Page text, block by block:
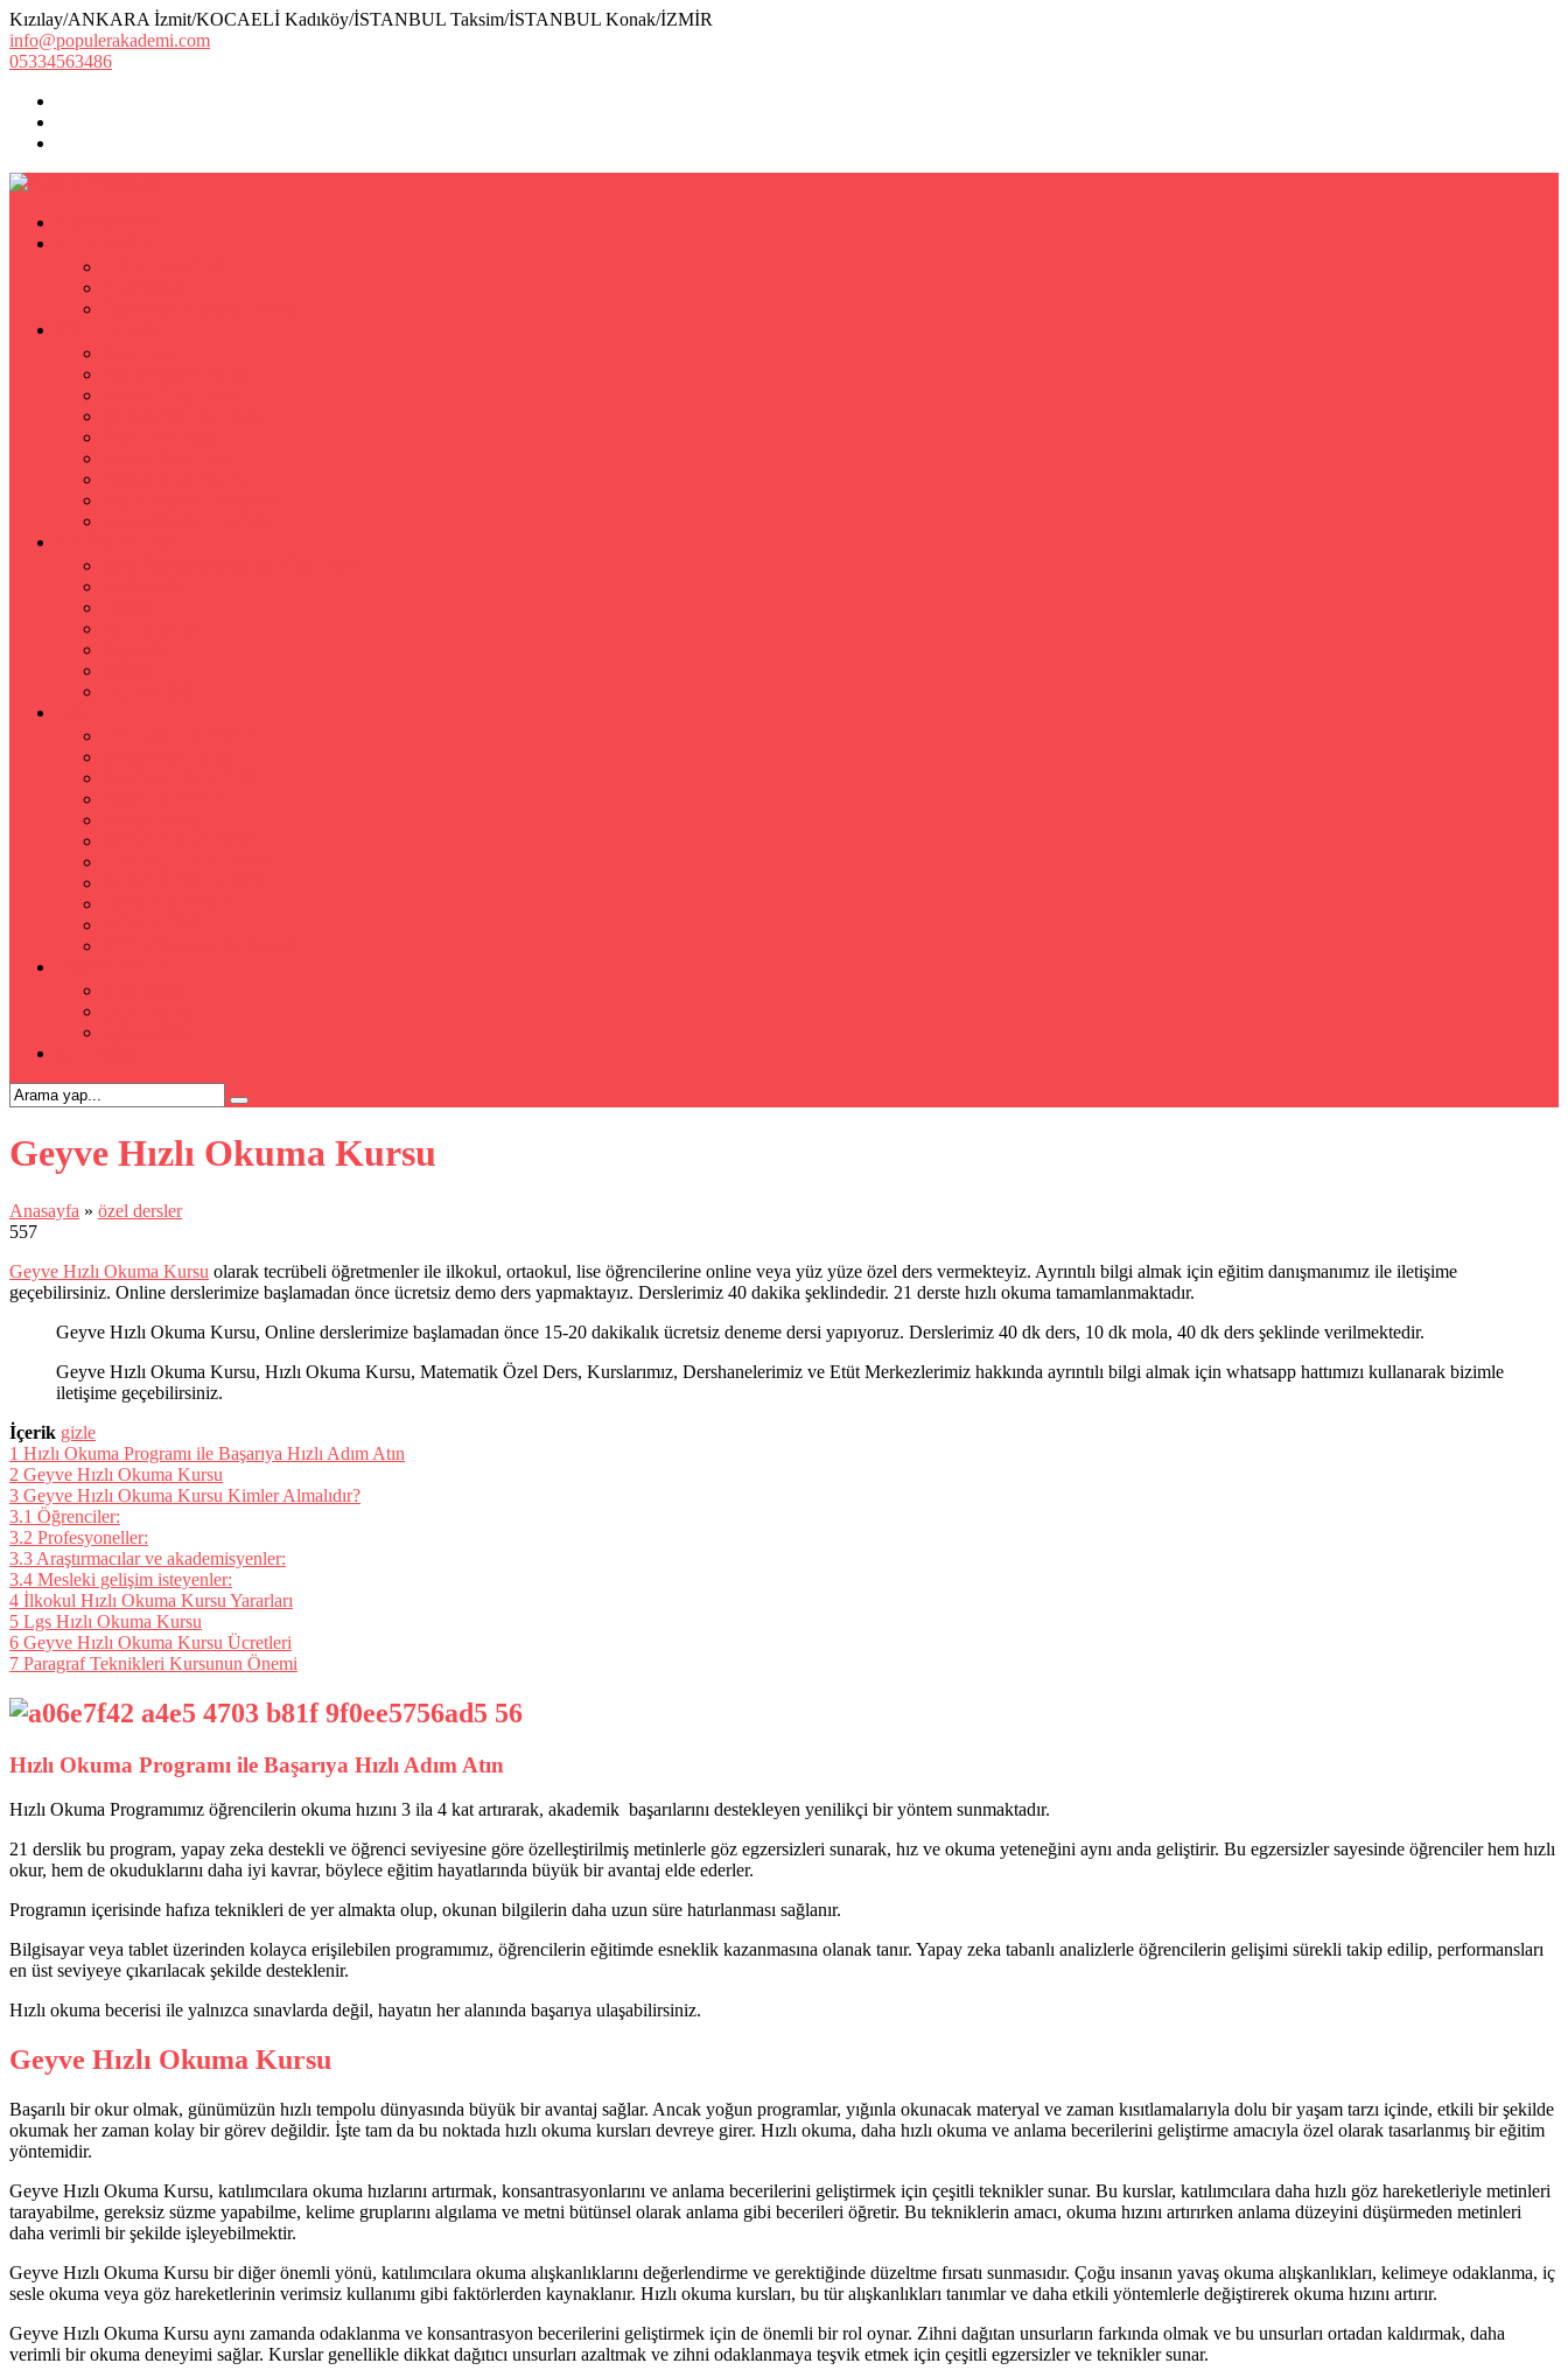
Kızılay/ANKARA İzmit/KOCAELİ Kadıköy/İSTANBUL Taksim/İSTANBUL Konak/İZMİR
info@populerakademi.com
05334563486
Geyve Hızlı Okuma Kursu
Anasayfa » özel dersler
557
Geyve Hızlı Okuma Kursu olarak tecrübeli öğretmenler ile ilkokul, ortaokul, lise öğrencilerine online veya yüz yüze özel ders vermekteyiz. Ayrıntılı bilgi almak için eğitim danışmanımız ile iletişime
geçebilirsiniz. Online derslerimize başlamadan önce ücretsiz demo ders yapmaktayız. Derslerimiz 40 dakika şeklindedir. 21 derste hızlı okuma tamamlanmaktadır.
Geyve Hızlı Okuma Kursu, Online derslerimize başlamadan önce 15-20 dakikalık ücretsiz deneme dersi yapıyoruz. Derslerimiz 40 dk ders, 10 dk mola, 40 dk ders şeklinde verilmektedir.
Geyve Hızlı Okuma Kursu, Hızlı Okuma Kursu, Matematik Özel Ders, Kurslarımız, Dershanelerimiz ve Etüt Merkezlerimiz hakkında ayrıntılı bilgi almak için whatsapp hattımızı kullanarak bizimle
iletişime geçebilirsiniz.
İçerik gizle
1 Hızlı Okuma Programı ile Başarıya Hızlı Adım Atın
2 Geyve Hızlı Okuma Kursu
3 Geyve Hızlı Okuma Kursu Kimler Almalıdır?
3.1 Öğrenciler:
3.2 Profesyoneller:
3.3 Araştırmacılar ve akademisyenler:
3.4 Mesleki gelişim isteyenler:
4 İlkokul Hızlı Okuma Kursu Yararları
5 Lgs Hızlı Okuma Kursu
6 Geyve Hızlı Okuma Kursu Ücretleri
7 Paragraf Teknikleri Kursunun Önemi
Hızlı Okuma Programı ile Başarıya Hızlı Adım Atın
Hızlı Okuma Programımız öğrencilerin okuma hızını 3 ila 4 kat artırarak, akademik başarılarını destekleyen yenilikçi bir yöntem sunmaktadır.
21 derslik bu program, yapay zeka destekli ve öğrenci seviyesine göre özelleştirilmiş metinlerle göz egzersizleri sunarak, hız ve okuma yeteneğini aynı anda geliştirir. Bu egzersizler sayesinde öğrenciler hem hızlı
okur, hem de okuduklarını daha iyi kavrar, böylece eğitim hayatlarında büyük bir avantaj elde ederler.
Programın içerisinde hafıza teknikleri de yer almakta olup, okunan bilgilerin daha uzun süre hatırlanması sağlanır.
Bilgisayar veya tablet üzerinden kolayca erişilebilen programımız, öğrencilerin eğitimde esneklik kazanmasına olanak tanır. Yapay zeka tabanlı analizlerle öğrencilerin gelişimi sürekli takip edilip, performansları
en üst seviyeye çıkarılacak şekilde desteklenir.
Hızlı okuma becerisi ile yalnızca sınavlarda değil, hayatın her alanında başarıya ulaşabilirsiniz.
Geyve Hızlı Okuma Kursu
Başarılı bir okur olmak, günümüzün hızlı tempolu dünyasında büyük bir avantaj sağlar. Ancak yoğun programlar, yığınla okunacak materyal ve zaman kısıtlamalarıyla dolu bir yaşam tarzı içinde, etkili bir şekilde
okumak her zaman kolay bir görev değildir. İşte tam da bu noktada hızlı okuma kursları devreye girer. Hızlı okuma, daha hızlı okuma ve anlama becerilerini geliştirme amacıyla özel olarak tasarlanmış bir eğitim
yöntemidir.
Geyve Hızlı Okuma Kursu, katılımcılara okuma hızlarını artırmak, konsantrasyonlarını ve anlama becerilerini geliştirmek için çeşitli teknikler sunar. Bu kurslar, katılımcılara daha hızlı göz hareketleriyle metinleri
tarayabilme, gereksiz süzme yapabilme, kelime gruplarını algılama ve metni bütünsel olarak anlama gibi becerileri öğretir. Bu tekniklerin amacı, okuma hızını artırırken anlama düzeyini düşürmeden metinleri
daha verimli bir şekilde işleyebilmektir.
Geyve Hızlı Okuma Kursu bir diğer önemli yönü, katılımcılara okuma alışkanlıklarını değerlendirme ve gerektiğinde düzeltme fırsatı sunmasıdır. Çoğu insanın yavaş okuma alışkanlıkları, kelimeye odaklanma, iç
sesle okuma veya göz hareketlerinin verimsiz kullanımı gibi faktörlerden kaynaklanır. Hızlı okuma kursları, bu tür alışkanlıkları tanımlar ve daha etkili yöntemlerle değiştirerek okuma hızını artırır.
Geyve Hızlı Okuma Kursu aynı zamanda odaklanma ve konsantrasyon becerilerini geliştirmek için de önemli bir rol oynar. Zihni dağıtan unsurların farkında olmak ve bu unsurları ortadan kaldırmak, daha
verimli bir okuma deneyimi sağlar. Kurslar genellikle dikkat dağıtıcı unsurları azaltmak ve zihni odaklanmaya teşvik etmek için çeşitli egzersizler ve teknikler sunar.